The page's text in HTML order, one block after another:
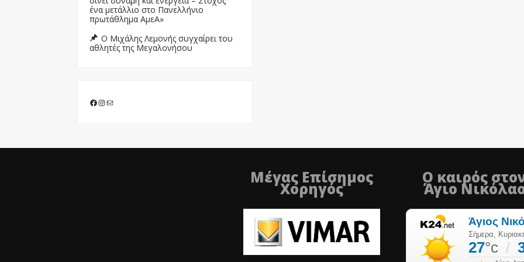
ένα μετάλλιο στο Πανελλήνιο
πρωτάθλημα ΑμεΑ»
Ο Μιχάλης Λεμονής συγχαίρει του
αθλητές της Μεγαλονήσου
Facebook
Instagram
Μέγας Επίσημος
Χορηγός
Ο καιρός
Άγιο